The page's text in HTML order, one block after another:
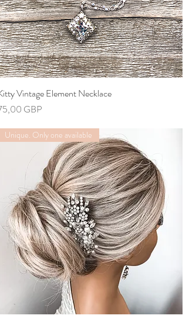
Vista rápida
Vintage Element Necklace
GBP
Unique. Only one available